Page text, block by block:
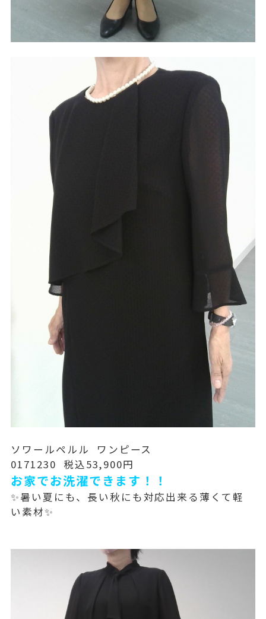
ソワールペルル ワンピース
0171230 税込53,900円
お家でお洗濯できます！！
✨暑い夏にも、長い秋にも対応出来る薄くて軽
い素材✨